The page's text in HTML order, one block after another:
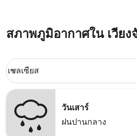
สภาพภูมิอากาศใน เวีย
Weather unit option เซลเซียส
เซลเซียส
keyboard_arrow_down
วันเสาร์
ฝนปานกลาง